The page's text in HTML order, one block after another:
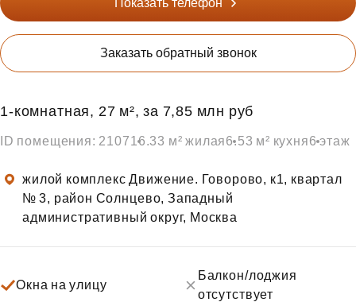
Заказать обратный звонок
1‑комнатная, 27 м², за 7,85 млн руб
ID помещения: 210716.33 м² жилая6.53 м² кухня6 этаж
жилой комплекс Движение. Говорово, к1, квартал
№ 3, район Солнцево, Западный
административный округ, Москва
Окна на улицу
Балкон/лоджия
отсутствует